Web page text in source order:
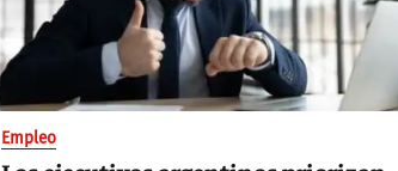
Empleo